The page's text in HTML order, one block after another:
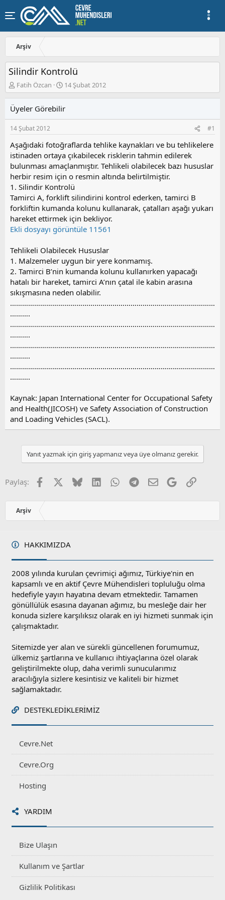
Arşiv
Silindir Kontrolü
K
o
u
y
u
a
ş
l
a
a
n
Fatih Özcan
B
a
l
a
ı
ç
t
a
r
i
h
i
14 Şubat 2012
Üyeler Görebilir
14 Şubat 2012 #1
Aşağıdaki fotoğraflarda tehlike kaynakları ve bu tehlikelere
istinaden ortaya çıkabilecek risklerin tahmin edilerek
bulunması amaçlanmıştır. Tehlikeli olabilecek bazı hususlar
herbir resim için o resmin altında belirtilmiştir.
1. Silindir Kontrolü
Tamirci A, forklift silindirini kontrol ederken, tamirci B
forkliftin kumanda kolunu kullanarak, çatalları aşağı yukarı
hareket ettirmek için bekliyor.
Ekli dosyayı görüntüle 11561
Tehlikeli Olabilecek Hususlar
1. Malzemeler uygun bir yere konmamış.
2. Tamirci B’nin kumanda kolunu kullanırken yapacağı
hatalı bir hareket, tamirci A’nın çatal ile kabin arasına
sıkışmasına neden olabilir.
…………………………………………………………………………………………
……….
…………………………………………………………………………………………
……….
…………………………………………………………………………………………
……….
…………………………………………………………………………………………
……….
Kaynak: Japan International Center for Occupational Safety
and Health(JICOSH) ve Safety Association of Construction
and Loading Vehicles (SACL).
Yanıt yazmak için giriş yapmanız veya üye olmanız gerekir.
Paylaş: Facebook BlueskyLinkedInWhatsApp
Telegram
E-postaGoogleLink
Arşiv
HAKKIMIZDA
2008 yılında kurulan çevrimiçi ağımız, Türkiye'nin en
kapsamlı ve en aktif Çevre Mühendisleri topluluğu olma
hedefiyle yayın hayatına devam etmektedir. Tamamen
gönüllülük esasına dayanan ağımız, bu mesleğe dair her
konuda sizlere karşılıksız olarak en iyi hizmeti sunmak için
çalışmaktadır.
Sitemizde yer alan ve sürekli güncellenen forumumuz,
ülkemiz şartlarına ve kullanıcı ihtiyaçlarına özel olarak
geliştirilmekte olup, daha verimli sunucularımız
aracılığıyla sizlere kesintisiz ve kaliteli bir hizmet
sağlamaktadır.
DESTEKLEDIKLERIMIZ
Cevre.Net
Cevre.Org
Hosting
YARDIM
Bize Ulaşın
Kullanım ve Şartlar
Gizlilik Politikası